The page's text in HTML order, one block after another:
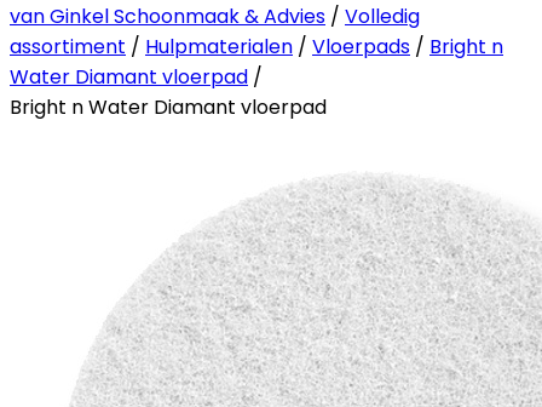
van Ginkel Schoonmaak & Advies / Volledig
assortiment / Hulpmaterialen / Vloerpads / Bright n
Water Diamant vloerpad /
Bright n Water Diamant vloerpad